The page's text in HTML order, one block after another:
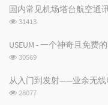
次
数:
国内常见机场塔台航空通
浏
次
31413
USEUM - 一个神奇且免费
浏
次
数:
30569
从入门到发射——业余无
浏
28077